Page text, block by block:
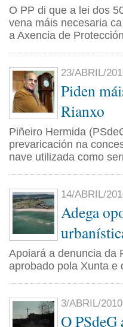
O PP di que a lei dos
vena máis necesaria
a Axencia de
23/ABRIL/
Piden
Rianxo
Piñeiro Hermida
prevaricación na
nave utilizada como
14/ABRIL/
Adega
Apoiará a denuncia da
aprobado pola Xunta e
3/ABRIL/
O PSdeG